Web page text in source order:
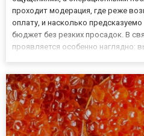
проходит модерация, где реже
оплату, и насколько
бюджет без резких просадок. В
проявляется особенно наглядно:
неподготовленного конт...